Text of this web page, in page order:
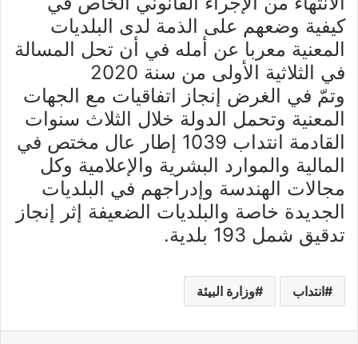
كيفية وضعهم على الذمة لدى البلديات
المعنية معربا عن أمله في أن تحل المسالة
في الثلاثية الأولى من سنة 2020
وتمّ في الغرض إنجاز اتفاقيات مع الجهات
المعنية وتحمل الدولة خلال الثلاث سنوات
القادمة انتداب 1039 إطار عال مختص في
المالية والموارد البشرية والإعلامية وكل
مجالات الهندسة وإدراجهم في البلديات
الجديدة خاصة والبلديات الضعيفة إثر إنجاز
تدقيق شمل 193 بلدية.
انتداب وزارة البيئة